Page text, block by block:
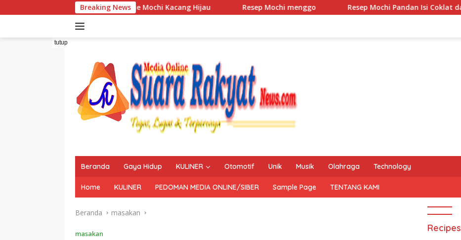
ke
Breaking News
Resep Kue Mochi Kacang Hijau Resep Mochi menggo Resep Mochi Pandan Isi Coklat dan Kacang
tutup
Beranda Gaya Hidup KULINER Otomotif Unik Musik Olahraga Technology
Home KULINER PEDOMAN MEDIA ONLINE/SIBER Sample Page TENTANG KAMI
Beranda masakan
masakan Recipes